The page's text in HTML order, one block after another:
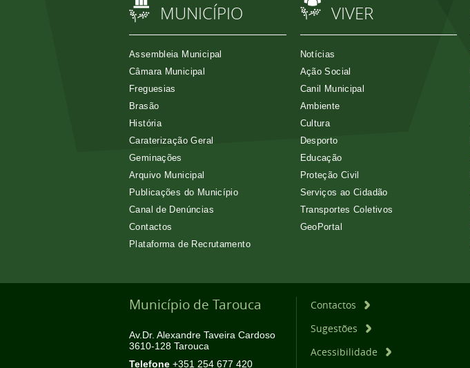
MUNICÍPIO
Assembleia Municipal
Câmara Municipal
Freguesias
Brasão
História
Caraterização Geral
Geminações
Arquivo Municipal
Publicações do Município
Canal de Denúncias
Contactos
Plataforma de Recrutamento
VIVER
Notícias
Ação Social
Canil Municipal
Ambiente
Cultura
Desporto
Educação
Proteção Civil
Serviços ao Cidadão
Transportes Coletivos
GeoPortal
Município de Tarouca
Av.Dr. Alexandre Taveira Cardoso
3610-128 Tarouca
Telefone +351 254 677 420
Contactos
Sugestões
Acessibilidade